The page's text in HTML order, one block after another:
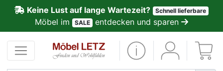
Keine Lust auf lange Wartezeit? Schnell lieferbare
Möbel im SALE entdecken und sparen
Kundenmeinungen
Anmelden